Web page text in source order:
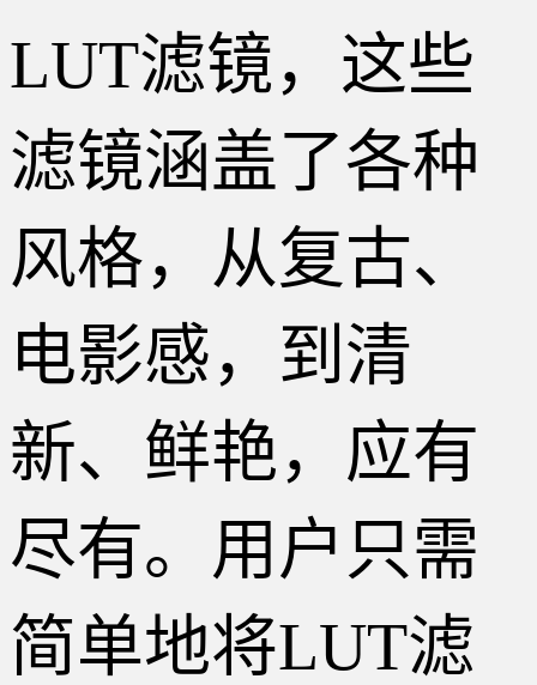
LUT滤镜，这些
滤镜涵盖了各种
风格，从复古、
电影感，到清
新、鲜艳，应有
尽有。用户只需
简单地将LUT滤